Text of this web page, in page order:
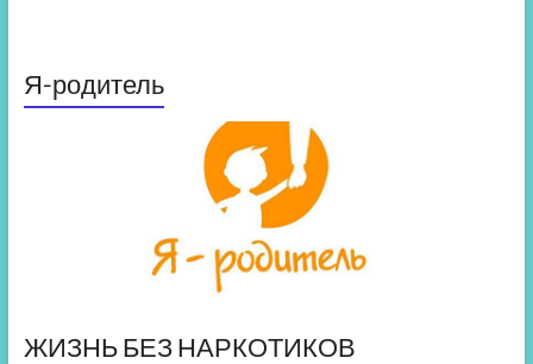
Я-родитель
ЖИЗНЬ БЕЗ НАРКОТИКОВ